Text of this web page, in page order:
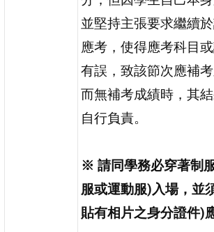
並堅持主張要求繼續
應考，使得應考科目
有誤，致該節次應補
而無補考成績時，其
自行負責。
※請同學務必穿著制
服或運動服)入場，並
貼有相片之身分證件)